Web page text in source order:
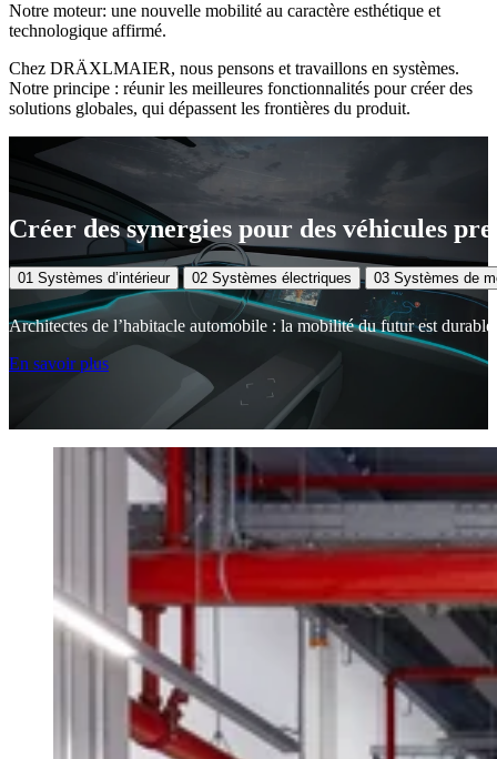
Notre moteur: une nouvelle mobilité au caractère esthétique et
technologique affirmé.
Chez DRÄXLMAIER, nous pensons et travaillons en systèmes.
Notre principe : réunir les meilleures fonctionnalités pour créer des
solutions globales, qui dépassent les frontières du produit.
Créer des synergies pour des véhicules
01 Systèmes d’intérieur 02 Systèmes électriques 03 Systèmes de
Architectes de l’habitacle automobile : la mobilité du futur est
En savoir plus